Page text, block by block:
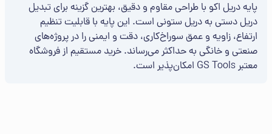
پایه دریل اکو با طراحی مقاوم و دقیق، بهترین گزینه برای تبدیل
دریل دستی به دریل ستونی است. این پایه با قابلیت تنظیم
ارتفاع، زاویه و عمق سوراخ‌کاری، دقت و ایمنی را در پروژه‌های
صنعتی و خانگی به حداکثر می‌رساند. خرید مستقیم از فروشگاه
معتبر GS Tools امکان‌پذیر است.